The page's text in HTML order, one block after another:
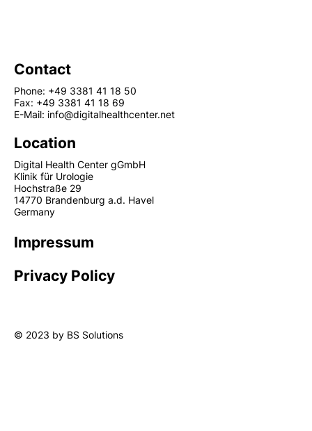
Location
Digital Health Center gGmbH
Klinik für Urologie
Hochstraße 29
14770 Brandenburg a.d. Havel
Germany
Contact
Phone: +49 3381 41 18 50
Fax: +49 3381 41 18 69
E-Mail: info@digitalhealthcenter.net
© 2023 by BS Solutions
Impressum
Privacy Policy